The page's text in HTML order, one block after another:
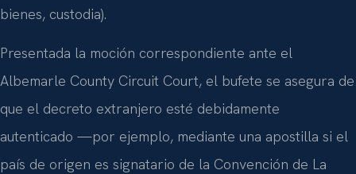
bienes, custodia).
Presentada la moción correspondiente ante el
Albemarle County Circuit Court, el bufete se asegura de
que el decreto extranjero esté debidamente
autenticado —por ejemplo, mediante una apostilla si el
país de origen es signatario de la Convención de La